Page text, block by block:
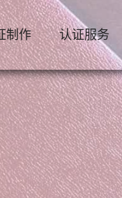
制作 认证服务